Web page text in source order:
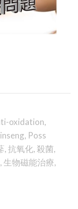
oxidation,
, Poss
,抗氧化, 殺菌,
, 生物磁能治療,